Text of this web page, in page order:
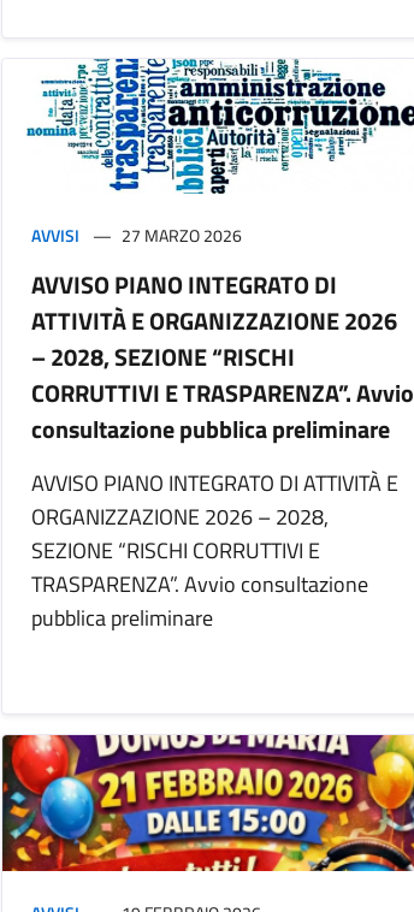
AVVISI 27 MARZO 2026
AVVISO PIANO INTEGRATO DI
ATTIVITÀ E ORGANIZZAZIONE 2026
– 2028, SEZIONE “RISCHI
CORRUTTIVI E TRASPARENZA”. Avvio
consultazione pubblica preliminare
AVVISO PIANO INTEGRATO DI ATTIVITÀ E
ORGANIZZAZIONE 2026 – 2028,
SEZIONE “RISCHI CORRUTTIVI E
TRASPARENZA”. Avvio consultazione
pubblica preliminare